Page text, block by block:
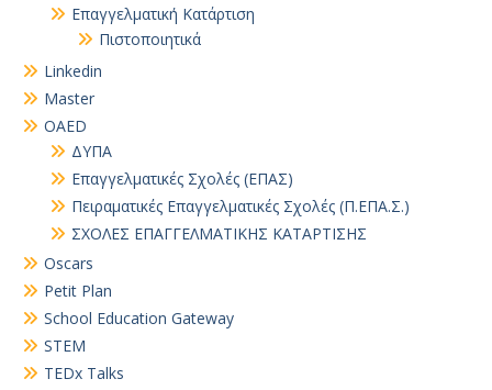
Επαγγελματική Κατάρτιση
Πιστοποιητικά
Linkedin
Master
OAED
ΔΥΠΑ
Επαγγελματικές Σχολές (ΕΠΑΣ)
Πειραματικές Επαγγελματικές Σχολές (Π.ΕΠΑ.Σ.)
ΣΧΟΛΕΣ ΕΠΑΓΓΕΛΜΑΤΙΚΗΣ ΚΑΤΑΡΤΙΣΗΣ
Oscars
Petit Plan
School Education Gateway
STEM
TEDx Talks